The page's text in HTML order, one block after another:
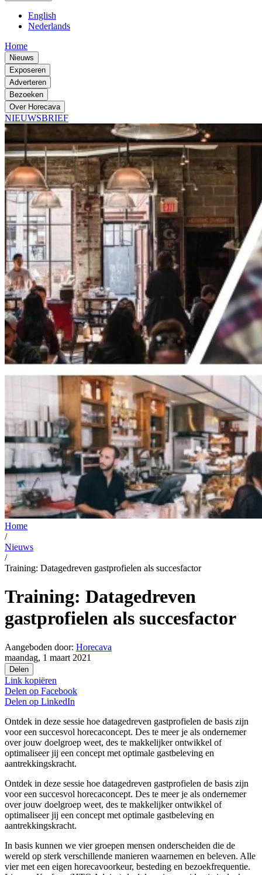
English
Nederlands
Home
Nieuws
Exposeren
Adverteren
Bezoeken
Over Horecava
NIEUWSBRIEF
Home
/
Nieuws
/
Training: Datagedreven gastprofielen als succesfactor
Training: Datagedreven
gastprofielen als succesfactor
Aangeboden door: Horecava
maandag, 1 maart 2021
Delen
Link kopiëren
Delen op Facebook
Delen op LinkedIn
Ontdek in deze sessie hoe datagedreven gastprofielen de basis zijn
voor een succesvol horecaconcept. Des te meer je als ondernemer
over jouw doelgroep weet, des te makkelijker ontwikkel of
optimaliseer jij een concept met optimale gastbeleving en
aantrekkingskracht.
Ontdek in deze sessie hoe datagedreven gastprofielen de basis zijn
voor een succesvol horecaconcept. Des te meer je als ondernemer
over jouw doelgroep weet, des te makkelijker ontwikkel of
optimaliseer jij een concept met optimale gastbeleving en
aantrekkingskracht.
In basis kunnen we vier groepen mensen onderscheiden die de
wereld op sterk verschillende manieren waarnemen en beleven. Alle
vier met een eigen horecavoorkeur, besteding en bezoekfrequentie.